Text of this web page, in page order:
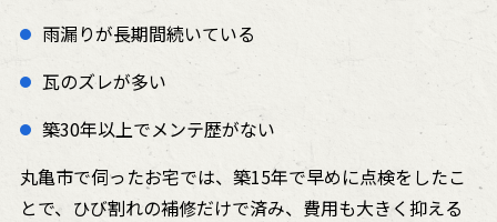
雨漏りが長期間続いている
瓦のズレが多い
築30年以上でメンテ歴がない
丸亀市で伺ったお宅では、築15年で早めに点検をしたこ
とで、ひび割れの補修だけで済み、費用も大きく抑える